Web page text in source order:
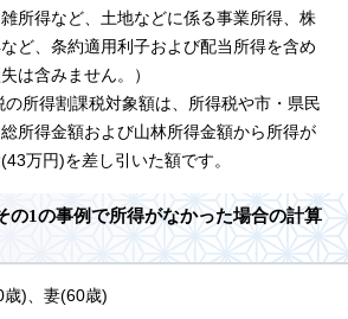
所得など、土地などに係る事業所得、株
ど、条約適用利子および配当所得を含め
は含みません。）
所得割課税対象額は、所得税や市・県民
所得金額および山林所得金額から所得が
万円)を差し引いた額です。
の1の事例で所得がなかった場合の計算
)、妻(60歳)